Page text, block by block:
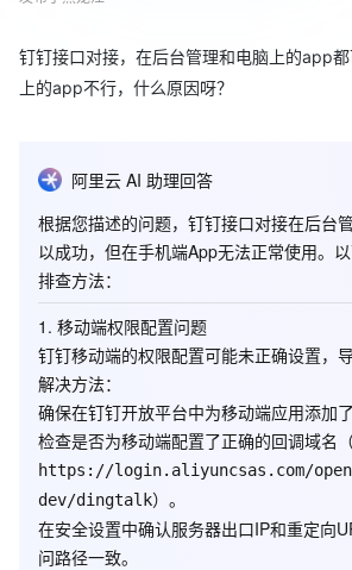
钉钉接口对接，在后台管理和电脑上的app
上的app不行，什么原因呀？
阿里云 AI 助理回答
根据您描述的问题，钉钉接口对接在后台
以成功，但在手机端App无法正常使用。
排查方法：
1. 移动端权限配置问题
钉钉移动端的权限配置可能未正确设置，
解决方法：
确保在钉钉开放平台中为移动端应用添加
检查是否为移动端配置了正确的回调域名
https://login.aliyuncsas.com/
dev/dingtalk）。
在安全设置中确认服务器出口IP和重定向
问路径一致。